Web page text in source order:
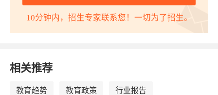
10分钟内，招生专家联系您！一切为了招生。
相关推荐
教育趋势 教育政策 行业报告